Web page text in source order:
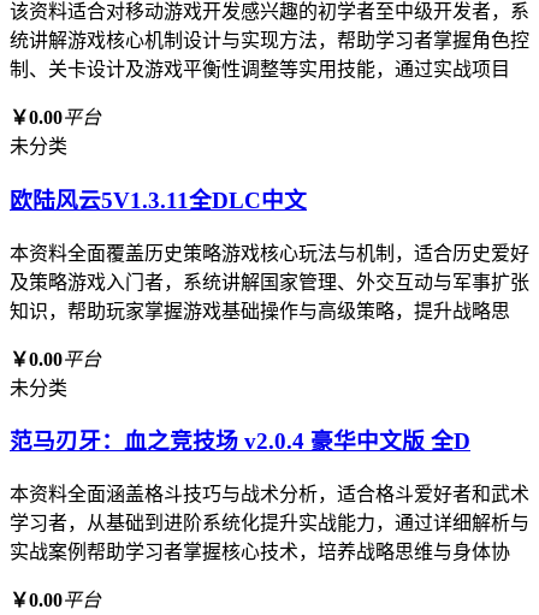
该资料适合对移动游戏开发感兴趣的初学者至中级开发者，系
统讲解游戏核心机制设计与实现方法，帮助学习者掌握角色控
制、关卡设计及游戏平衡性调整等实用技能，通过实战项目
￥0.00平台
未分类
欧陆风云5V1.3.11全DLC中文
本资料全面覆盖历史策略游戏核心玩法与机制，适合历史爱好
及策略游戏入门者，系统讲解国家管理、外交互动与军事扩张
知识，帮助玩家掌握游戏基础操作与高级策略，提升战略思
￥0.00平台
未分类
范马刃牙：血之竞技场 v2.0.4 豪华中文版 全D
本资料全面涵盖格斗技巧与战术分析，适合格斗爱好者和武术
学习者，从基础到进阶系统化提升实战能力，通过详细解析与
实战案例帮助学习者掌握核心技术，培养战略思维与身体协
￥0.00平台